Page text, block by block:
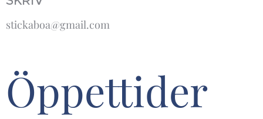
stickaboa@gmail.com
Öppettider